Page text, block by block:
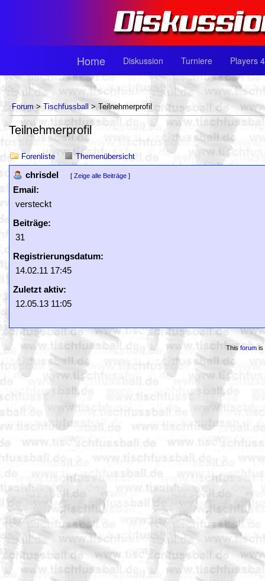
Home Diskussion Turniere Players
Forum > Tischfussball > Teilnehmerprofil
Teilnehmerprofil
Forenliste Themenübersicht
chrisdel [ Zeige alle Beiträge ]
Email:
versteckt
Beiträge:
31
Registrierungsdatum:
14.02.11 17:45
Zuletzt aktiv:
12.05.13 11:05
Thisforumis